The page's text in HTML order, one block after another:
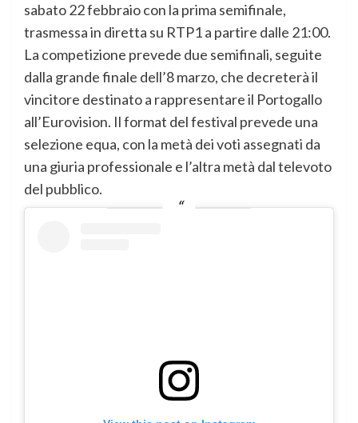
sabato 22 febbraio con la prima semifinale,
trasmessa in diretta su RTP1 a partire dalle 21:00.
La competizione prevede due semifinali, seguite
dalla grande finale dell’8 marzo, che decreterà il
vincitore destinato a rappresentare il Portogallo
all’Eurovision. Il format del festival prevede una
selezione equa, con la metà dei voti assegnati da
una giuria professionale e l’altra metà dal televoto
del pubblico.